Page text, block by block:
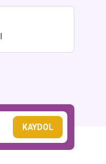
KAYDOL